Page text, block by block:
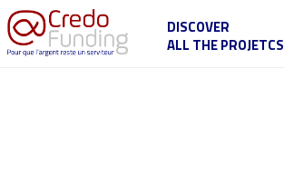
DISCOVER
ALL THE PROJETCS